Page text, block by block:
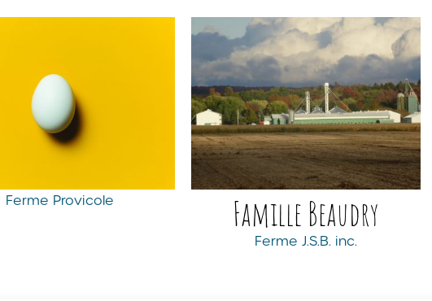
Ferme Provicole Famille Beaudry
Ferme J.S.B. inc.